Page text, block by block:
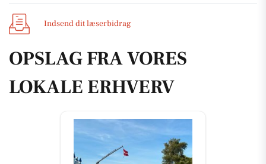
Indsend dit læserbidrag
OPSLAG FRA VORES
LOKALE ERHVERV